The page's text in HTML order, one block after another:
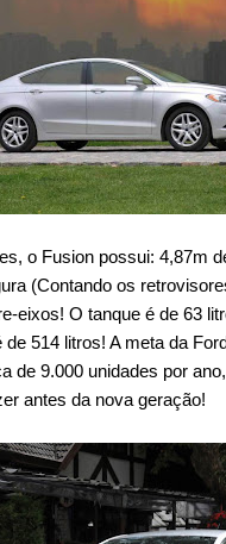
o Fusion possui: 4,87m
(Contando os
eixos! O tanque é de 63
de 514 litros! A meta da
de 9.000 unidades por
antes da nova geração!